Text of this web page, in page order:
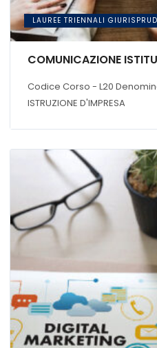
LAUREE TRIENNALI
COMUNICAZIONE
Codice Corso - L20
ISTRUZIONE D'IMPRESA